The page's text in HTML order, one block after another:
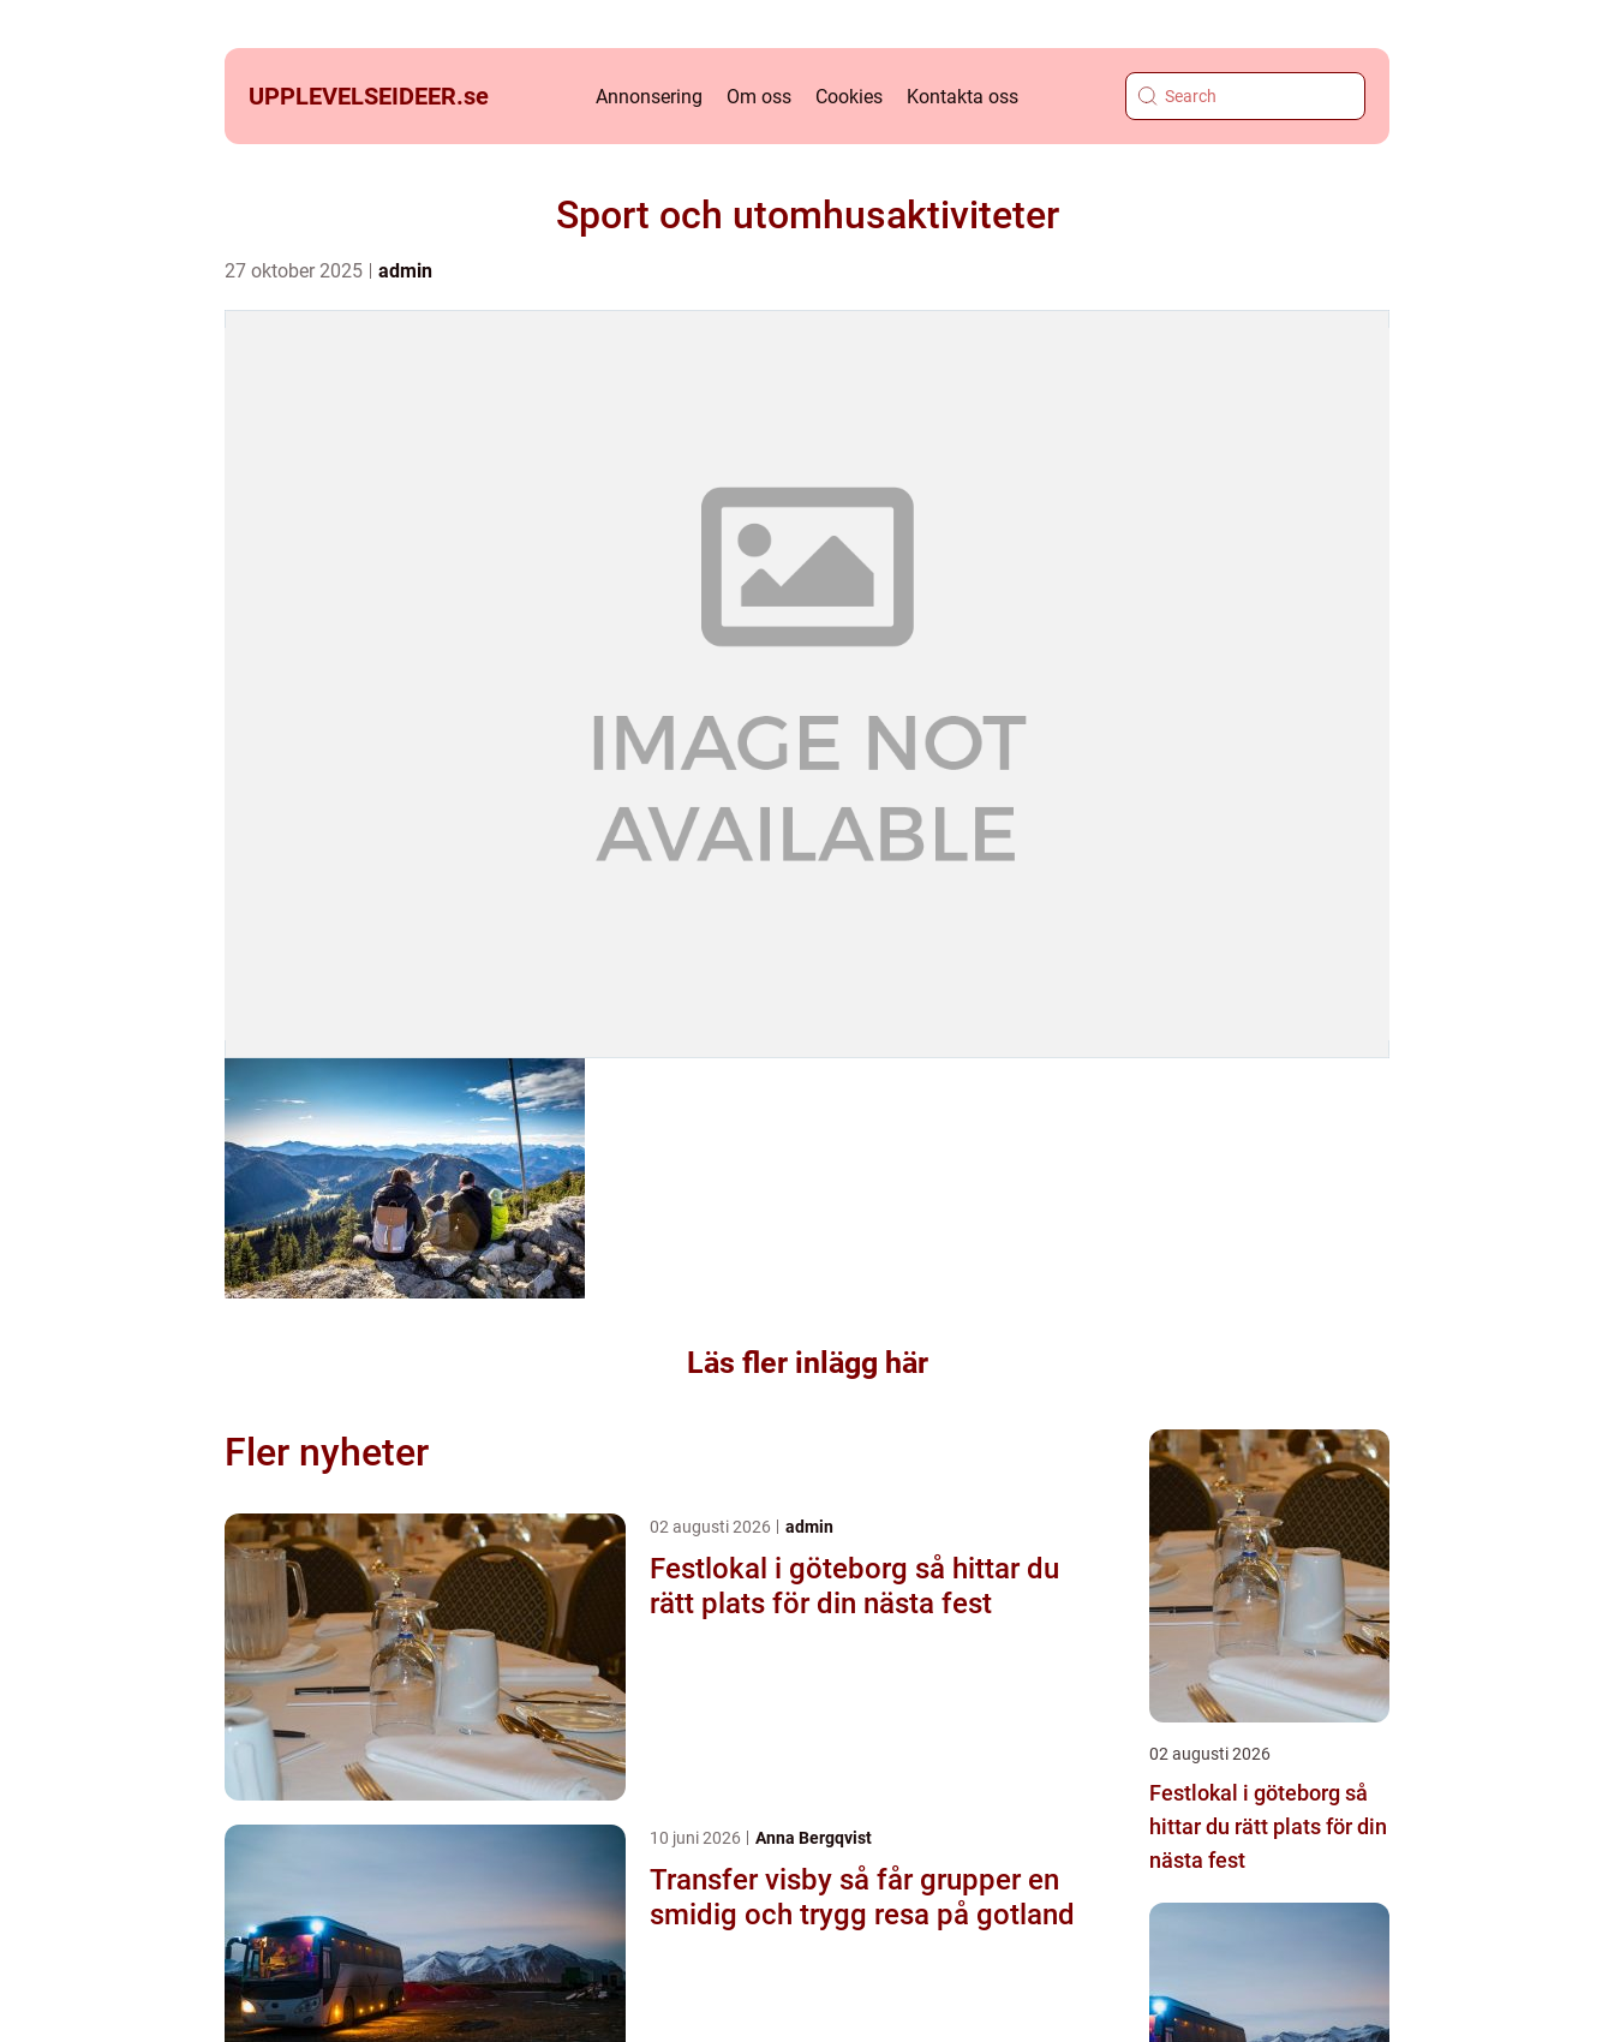
UPPLEVELSEIDEER.se Annonsering Om oss Cookies Kontakta oss
Sport och utomhusaktiviteter
27 oktober 2025 admin
Läs fler inlägg här
Fler nyheter
02 augusti 2026 admin
Festlokal i göteborg så hittar du
rätt plats för din nästa fest
10 juni 2026 Anna Bergqvist
Transfer visby så får grupper en
smidig och trygg resa på gotland
02 augusti 2026
Festlokal i göteborg så
hittar du rätt plats för din
nästa fest